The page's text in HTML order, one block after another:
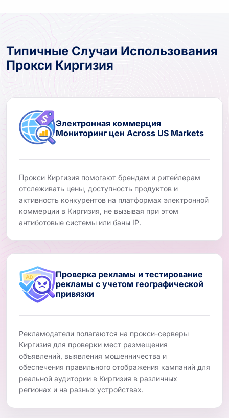
Типичные Случаи Использования
Прокси Киргизия
Электронная коммерция
Мониторинг цен Across US Markets
Прокси Киргизия помогают брендам и ритейлерам
отслеживать цены, доступность продуктов и
активность конкурентов на платформах электронной
коммерции в Киргизия, не вызывая при этом
антиботовые системы или баны IP.
Проверка рекламы и тестирование
рекламы с учетом географической
привязки
Рекламодатели полагаются на прокси-серверы
Киргизия для проверки мест размещения
объявлений, выявления мошенничества и
обеспечения правильного отображения кампаний для
реальной аудитории в Киргизия в различных
регионах и на разных устройствах.